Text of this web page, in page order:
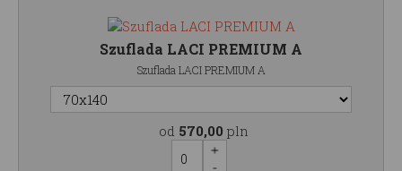
Szuflada LACI PREMIUM A
Szuflada LACI PREMIUM A
od 570,00 pln